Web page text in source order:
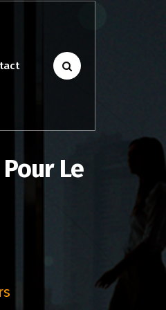
Le